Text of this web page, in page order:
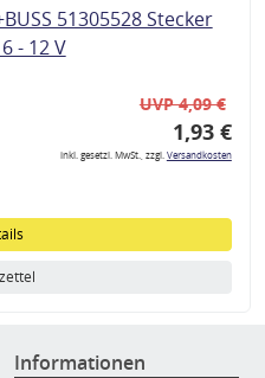
51305528 Stecker
- 12 V
UVP 4,09 €
1,93 €
inkl. gesetzl. MwSt., zzgl.Versandkosten
Informationen